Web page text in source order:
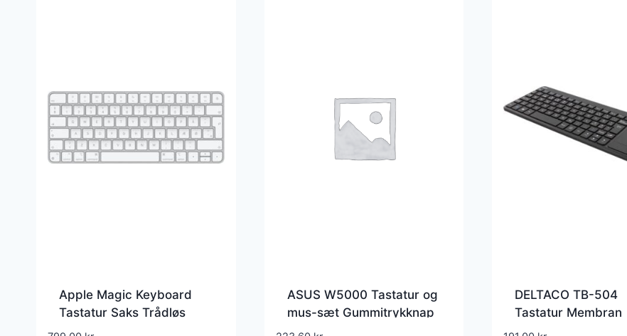
Apple Magic Keyboard
Tastatur Saks Trådløs
Dansk – MK2A3DK/A
ASUS W5000 Tastatur og
mus-sæt Gummitrykknap
Trådløs
DELTACO TB-504
Tastatur Membran
Trådløs Pan nordisk